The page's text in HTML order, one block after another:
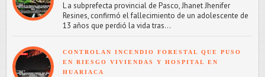
L a subprefecta provincial de Pasco, Jhanet Jhenifer
Resines, confirmó el fallecimiento de un adolescente de
13 años que perdió la vida tras...
CONTROLAN INCENDIO FORESTAL QUE PUSO
EN RIESGO VIVIENDAS Y HOSPITAL EN
HUARIACA